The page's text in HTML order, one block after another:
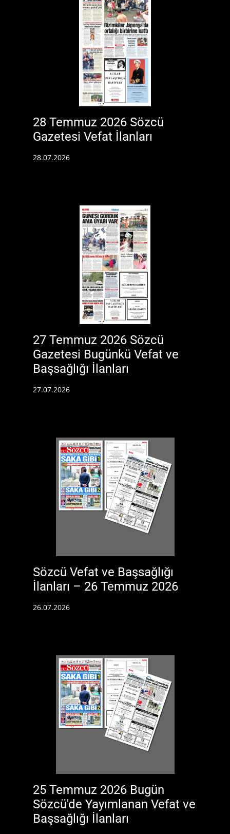
28 Temmuz 2026 Sözcü
Gazetesi Vefat İlanları
28.07.2026
27 Temmuz 2026 Sözcü
Gazetesi Bugünkü Vefat ve
Başsağlığı İlanları
27.07.2026
Sözcü Vefat ve Başsağlığı
İlanları – 26 Temmuz 2026
26.07.2026
25 Temmuz 2026 Bugün
Sözcü'de Yayımlanan Vefat ve
Başsağlığı İlanları